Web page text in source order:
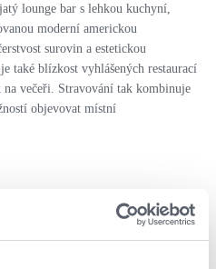
lounge bar s lehkou kuchyní,
moderní americkou
surovin a estetickou
také blízkost vyhlášených restaurací
na večeři. Stravování tak kombinuje
objevovat místní